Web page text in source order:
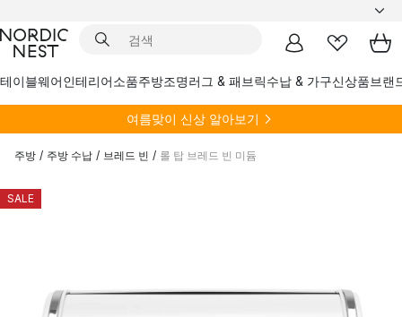
테이블웨어인테리어소품주방조명러그 & 패브릭수납 & 가구신상품브랜
여름맞이 신상 알아보기
주방 / 주방 수납 / 브레드 빈 / 롤 탑 브레드 빈 미듐
SALE